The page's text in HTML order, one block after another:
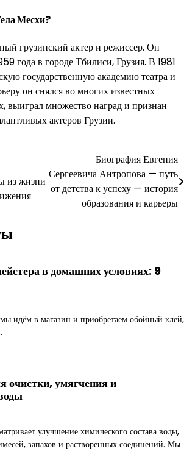
Месхи?
грузинский актер и режиссер. Он
года в городе Тбилиси, Грузия. В 1981
государственную академию театра и
он снялся во многих известных
выиграл множество наград и признан
актеров Грузии.
из жизни
Биография Евгения
Сергеевича Антропова — путь
от детства к успеху — история
образования и карьеры
в домашних условиях: 9
идём в магазин и приобретаем обойный клей,
умягчения и
улучшение химического состава воды,
запахов и растворенных соединений. Мы